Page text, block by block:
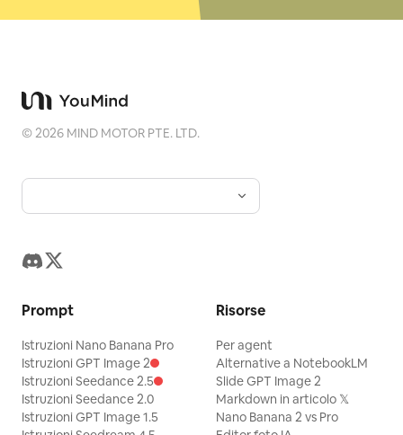
©2026 MIND MOTOR PTE. LTD.
Prompt
Istruzioni Nano Banana Pro
Istruzioni GPT Image 2
Istruzioni Seedance 2.5
Istruzioni Seedance 2.0
Istruzioni GPT Image 1.5
Risorse
Per agent
Alternative a NotebookLM
Slide GPT Image 2
Markdown in articolo 𝕏
Nano Banana 2 vs Pro